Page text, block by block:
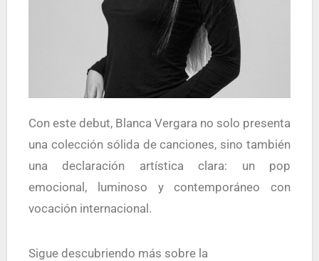
Con este debut, Blanca Vergara no solo presenta
una colección sólida de canciones, sino también
una declaración artística clara: un pop
emocional, luminoso y contemporáneo con
vocación internacional.
Sigue descubriendo más sobre la